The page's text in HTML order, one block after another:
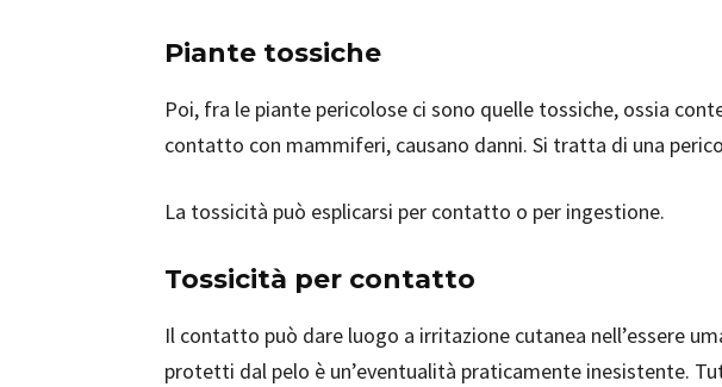
Piante tossiche
Poi, fra le piante pericolose ci sono quelle tossiche, ossia
contatto con mammiferi, causano danni. Si tratta di una
La tossicità può esplicarsi per contatto o per ingestione.
Tossicità per contatto
Il contatto può dare luogo a irritazione cutanea nell’essere
protetti dal pelo è un’eventualità praticamente inesistente.